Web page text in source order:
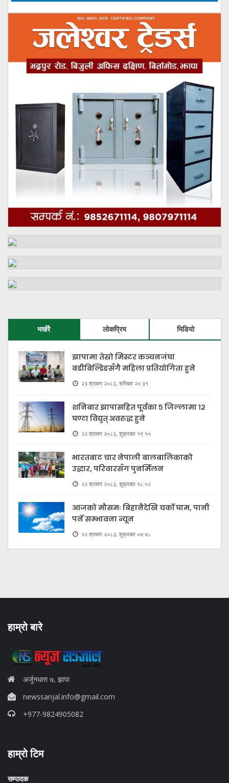
भर्खरै लोकप्रिय भिडियो
झापामा तेस्रो मिस्टर कञ्चनजंघा
बडीबिल्डिङसँगै महिला प्रतियोगिता हुने
२३ श्रावण २०८३, शनिबार २०:३१
शनिबार झापासहित पूर्वका ५ जिल्लामा १२
घण्टा विद्युत् अवरुद्ध हुने
२२ श्रावण २०८३, शुक्रबार १९:१५
भारतबाट चार नेपाली बालबालिकाको
उद्धार, परिवारसँग पुनर्मिलन
२२ श्रावण २०८३, शुक्रबार १८:५२
आजको मौसमः बिहानैदेखि चर्को घाम, पानी
पर्ने सम्भावना न्यून
२२ श्रावण २०८३, शुक्रबार ०७:४८
हाम्रो बारे
अर्जुनधारा ७, झापा
newssanjal.info@gmail.com
+977-9824905082
b88 slot
daftar slot88
हाम्रो टिम
सम्पादक